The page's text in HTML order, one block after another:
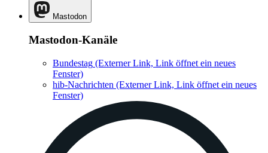
Mastodon
Mastodon-Kanäle
Bundestag (Externer Link, Link öffnet ein neues
Fenster)
hib-Nachrichten (Externer Link, Link öffnet ein neues
Fenster)